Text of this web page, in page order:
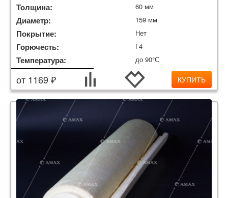
Толщина: 60 мм
Диаметр: 159 мм
Покрытие: Нет
Горючесть: Г4
Температура: до 90°С
от 1169 ₽ КУПИТЬ